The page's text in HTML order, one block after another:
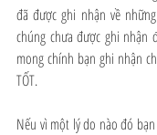
đã được ghi nhận về
chúng chưa được ghi nhận
mong chính bạn ghi nhận
TỐT.
Nếu vì một lý do nào đó